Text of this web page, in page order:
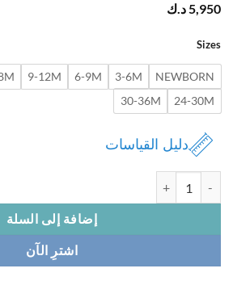
د.ك
3-6M
6-9M
9-12M
12-18M
24-
30-36M
دليل القياسات
إضافة إلى السلة
اشترِ الآن